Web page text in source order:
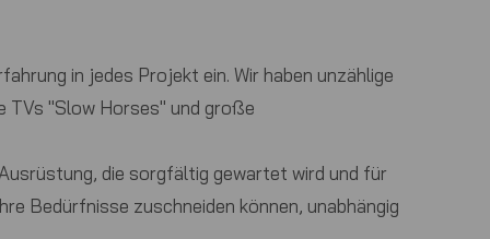
in jedes Projekt ein. Wir haben unzählige
TVs "Slow Horses" und große
die sorgfältig gewartet wird und für
Bedürfnisse zuschneiden können, unabhängig